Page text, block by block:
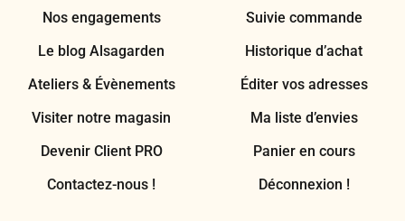
Nos engagements
Le blog Alsagarden
Ateliers & Évènements
Visiter notre magasin
Devenir Client PRO
Contactez-nous !
Suivie commande
Historique d’achat
Éditer vos adresses
Ma liste d’envies
Panier en cours
Déconnexion !